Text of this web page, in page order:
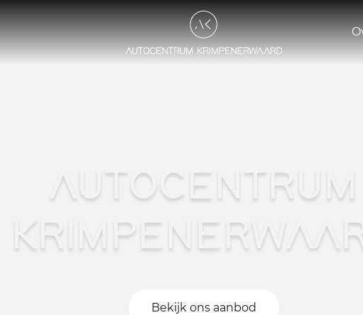
AUTOCENTRUM
Bekijk ons aanbod